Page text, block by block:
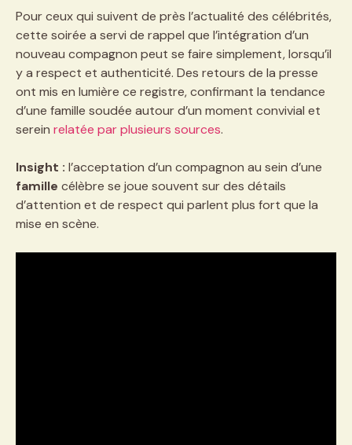
Pour ceux qui suivent de près l’actualité des célébrités,
cette soirée a servi de rappel que l’intégration d’un
nouveau compagnon peut se faire simplement, lorsqu’il
y a respect et authenticité. Des retours de la presse
ont mis en lumière ce registre, confirmant la tendance
d’une famille soudée autour d’un moment convivial et
serein relatée par plusieurs sources.
Insight : l’acceptation d’un compagnon au sein d’une
famille célèbre se joue souvent sur des détails
d’attention et de respect qui parlent plus fort que la
mise en scène.